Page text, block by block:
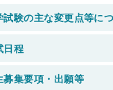
試験の主な変更点等に
日程
募集要項・出願等